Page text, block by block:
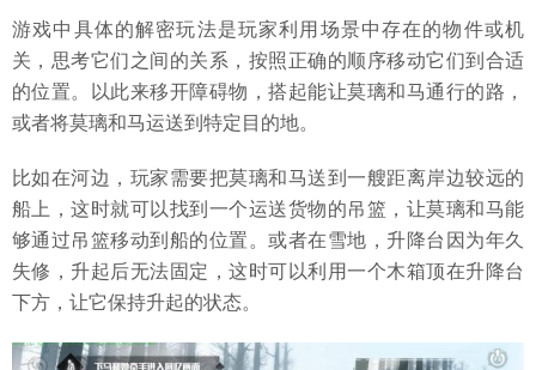
游戏中具体的解密玩法是玩家利用场景中存在的物件或机
关，思考它们之间的关系，按照正确的顺序移动它们到合适
的位置。以此来移开障碍物，搭起能让莫璃和马通行的路，
或者将莫璃和马运送到特定目的地。
比如在河边，玩家需要把莫璃和马送到一艘距离岸边较远的
船上，这时就可以找到一个运送货物的吊篮，让莫璃和马能
够通过吊篮移动到船的位置。或者在雪地，升降台因为年久
失修，升起后无法固定，这时可以利用一个木箱顶在升降台
下方，让它保持升起的状态。